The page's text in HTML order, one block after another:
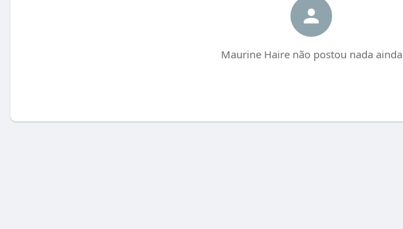
Maurine Haire não postou nada ainda